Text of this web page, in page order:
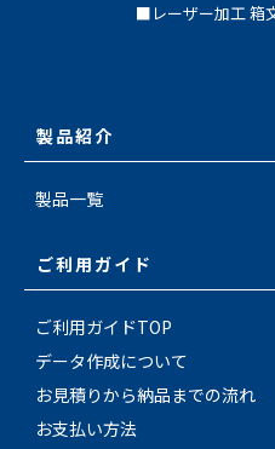
■レーザー加工 箱
製品紹介
製品一覧
ご利用ガイド
ご利用ガイドTOP
データ作成について
お見積りから納品までの流れ
お支払い方法